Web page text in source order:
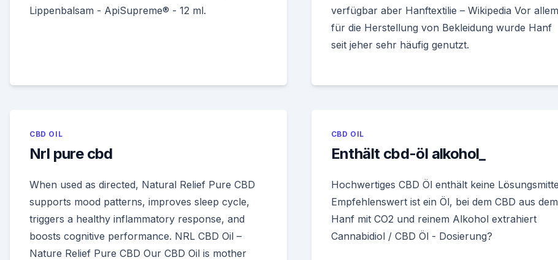
Lippenbalsam - ApiSupreme® - 12 ml.
verfügbar aber Hanftextilie – Wikipedia Vor allem
für die Herstellung von Bekleidung wurde Hanf
seit jeher sehr häufig genutzt.
CBD OIL
Nrl pure cbd
When used as directed, Natural Relief Pure CBD
supports mood patterns, improves sleep cycle,
triggers a healthy inflammatory response, and
boosts cognitive performance. NRL CBD Oil –
Nature Relief Pure CBD Our CBD Oil is mother
CBD OIL
Enthält cbd-öl alkohol_
Hochwertiges CBD Öl enthält keine
Empfehlenswert ist ein Öl, bei dem CBD aus dem
Hanf mit CO2 und reinem Alkohol extrahiert
Cannabidiol / CBD Öl - Dosierung?